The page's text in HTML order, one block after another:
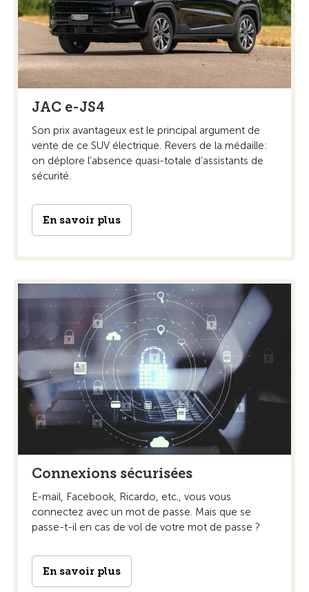
JAC e-JS4
Son prix avantageux est le principal argument de
vente de ce SUV électrique. Revers de la médaille:
on déplore l’absence quasi-totale d’assistants de
sécurité.
En savoir plus
Connexions sécurisées
E-mail, Facebook, Ricardo, etc., vous vous
connectez avec un mot de passe. Mais que se
passe-t-il en cas de vol de votre mot de passe ?
En savoir plus